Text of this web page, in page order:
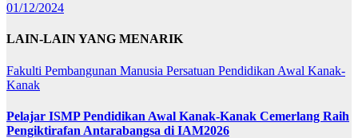
01/12/2024
LAIN-LAIN YANG MENARIK
Fakulti Pembangunan Manusia Persatuan Pendidikan Awal Kanak-
Kanak
Pelajar ISMP Pendidikan Awal Kanak-Kanak Cemerlang Raih
Pengiktirafan Antarabangsa di IAM2026